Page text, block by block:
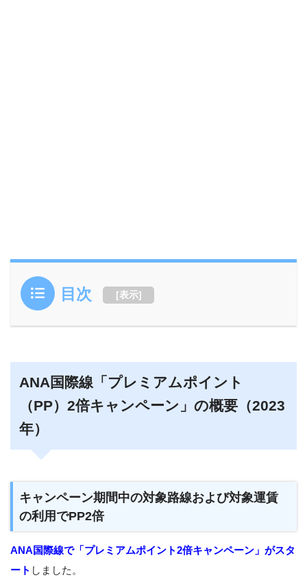
目次 [表示]
ANA国際線「プレミアムポイント
（PP）2倍キャンペーン」の概要（2023
年）
キャンペーン期間中の対象路線および対象運賃
の利用でPP2倍
ANA国際線で「プレミアムポイント2倍キャンペーン」がスタ
ート しました。